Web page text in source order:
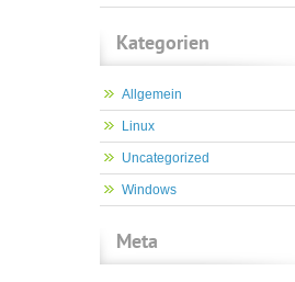
Kategorien
Allgemein
Linux
Uncategorized
Windows
Meta